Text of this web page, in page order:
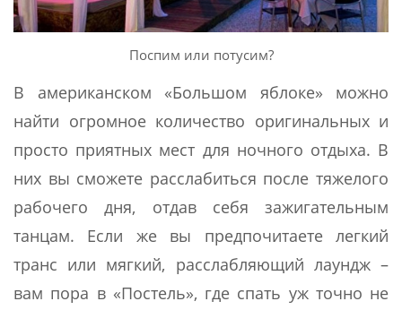
Поспим или потусим?
В американском «Большом яблоке» можно
найти огромное количество оригинальных и
просто приятных мест для ночного отдыха. В
них вы сможете расслабиться после тяжелого
рабочего дня, отдав себя зажигательным
танцам. Если же вы предпочитаете легкий
транс или мягкий, расслабляющий лаундж –
вам пора в «Постель», где спать уж точно не